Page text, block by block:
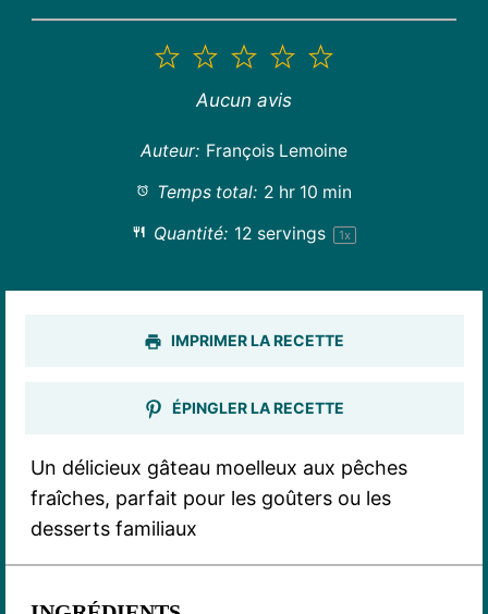
5
4
3
étoiles
2
étoiles
1
étoile
Aucun avis
Auteur: François Lemoine
Temps total: 2 hr 10 min
Quantité: 12 servings 1x
IMPRIMER LA RECETTE
ÉPINGLER LA RECETTE
Un délicieux gâteau moelleux aux pêches
fraîches, parfait pour les goûters ou les
desserts familiaux